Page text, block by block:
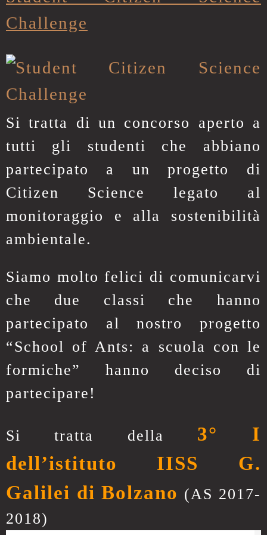
Challenge
Si tratta di un concorso aperto a
tutti gli studenti che abbiano
partecipato a un progetto di
Citizen Science legato al
monitoraggio e alla sostenibilità
ambientale.
Siamo molto felici di comunicarvi
che due classi che hanno
partecipato al nostro progetto
“School of Ants: a scuola con le
formiche” hanno deciso di
partecipare!
Si tratta della 3° I
dell’istituto IISS G.
Galilei di Bolzano (AS 2017-
2018)